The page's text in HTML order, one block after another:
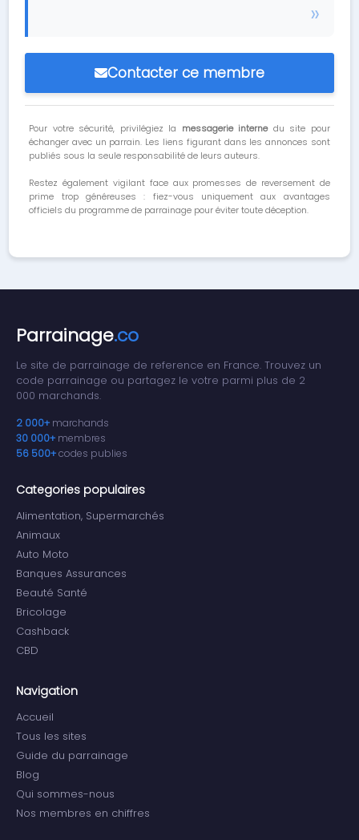
Contacter ce membre
Pour votre sécurité, privilégiez la messagerie internedu site pour
échanger avec un parrain. Les liens figurant dans les annonces sont
publiés sous la seule responsabilité de leurs auteurs.
Restez également vigilant face aux promesses de reversement de
prime trop généreuses : fiez-vous uniquement aux avantages
officiels du programme de parrainage pour éviter toute déception.
Parrainage.co
Le site de parrainage de reference en France. Trouvez un
code parrainage ou partagez le votre parmi plus de 2
000 marchands.
2 000+ marchands
30 000+ membres
56 500+codes publies
Categories populaires
Alimentation, Supermarchés
Animaux
Auto Moto
Banques Assurances
Beauté Santé
Bricolage
Cashback
CBD
Navigation
Accueil
Tous les sites
Guide du parrainage
Blog
Qui sommes-nous
Nos membres en chiffres